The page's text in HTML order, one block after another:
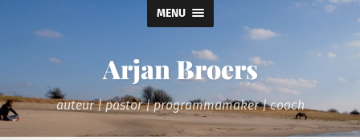
MENU
Arjan Broers
auteur | pastor | programmamaker | coach